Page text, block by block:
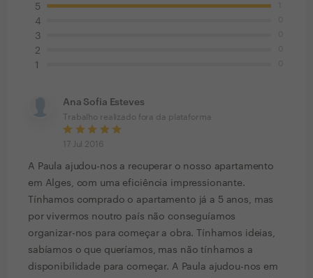
5
4
3
2
1
Ana Sofia Esteves
Trabalho realizado fora da plataforma
17 Jul 2016
A Paula ajudou-nos a recuperar o nosso apartamento
em Alges, com uma eficiência impressionante.
Tínhamos comprado o apartamento já a 5 anos, mas
por vivermos noutro país não conseguíamos
organizar-nos para começar a obra. Tínhamos ideias,
sabíamos o que queríamos, mas não tínhamos a
disponibilidade para começar. A Paula ajudou-nos em